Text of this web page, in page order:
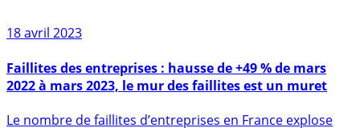
18 avril 2023
2022 à mars 2023, le mur des faillites est un muret